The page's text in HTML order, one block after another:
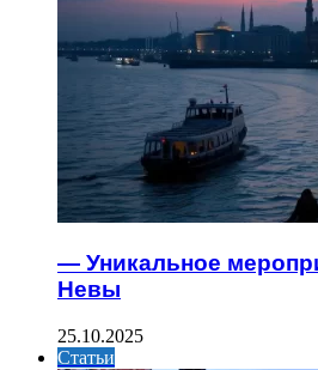
— Уникальное
Невы
25.10.2025
Статьи